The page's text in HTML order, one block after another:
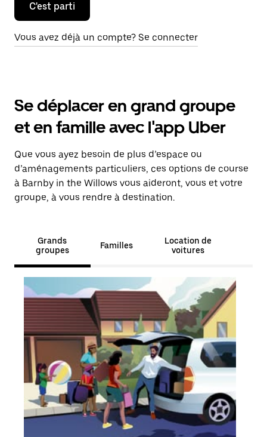
C'est parti
Vous avez déjà un compte? Se connecter
Se déplacer en grand groupe
et en famille avec l'app Uber
Que vous ayez besoin de plus d’espace ou
d’aménagements particuliers, ces options de course
à Barnby in the Willows vous aideront, vous et votre
groupe, à vous rendre à destination.
Grands
groupes
Familles
Location de
voitures